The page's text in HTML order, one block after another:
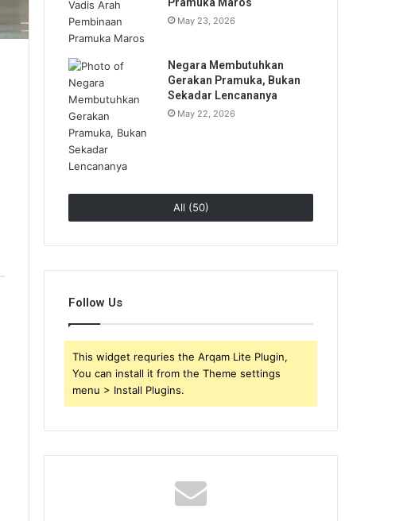
May 23, 2026
Negara Membutuhkan
Gerakan Pramuka, Bukan
Sekadar Lencananya
May 22, 2026
All (50)
Follow Us
This widget requries the Arqam Lite Plugin,
You can install it from the Theme settings
menu > Install Plugins.